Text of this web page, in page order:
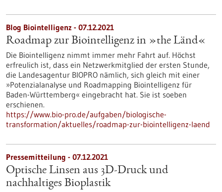
Blog Biointelligenz - 07.12.2021
Roadmap zur Biointelligenz in »the Länd«
Die Biointelligenz nimmt immer mehr Fahrt auf. Höchst
erfreulich ist, dass ein Netzwerkmitglied der ersten Stunde,
die Landesagentur BIOPRO nämlich, sich gleich mit einer
»Potenzialanalyse und Roadmapping Biointelligenz für
Baden-Württemberg« eingebracht hat. Sie ist soeben
erschienen.
https://www.bio-pro.de/aufgaben/biologische-
transformation/aktuelles/roadmap-zur-biointelligenz-laend
Pressemitteilung - 07.12.2021
Optische Linsen aus 3D-Druck und
nachhaltiges Bioplastik